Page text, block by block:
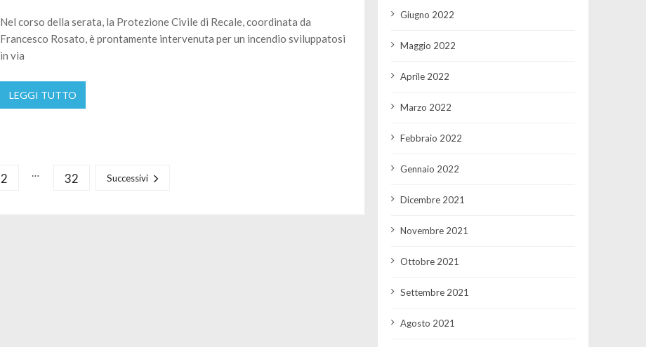
Nel corso della serata, la Protezione Civile di Recale, coordinata da
Francesco Rosato, è prontamente intervenuta per un incendio sviluppatosi
in via
LEGGI TUTTO
2 … 32 Successivi
Giugno 2022
Maggio 2022
Aprile 2022
Marzo 2022
Febbraio 2022
Gennaio 2022
Dicembre 2021
Novembre 2021
Ottobre 2021
Settembre 2021
Agosto 2021